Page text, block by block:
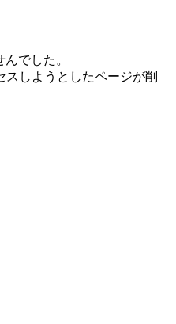
でした。
しようとしたページが削